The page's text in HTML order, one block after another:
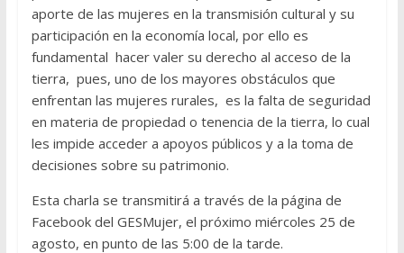
aporte de las mujeres en la transmisión cultural y su
participación en la economía local, por ello es
fundamental hacer valer su derecho al acceso de la
tierra, pues, uno de los mayores obstáculos que
enfrentan las mujeres rurales, es la falta de seguridad
en materia de propiedad o tenencia de la tierra, lo cual
les impide acceder a apoyos públicos y a la toma de
decisiones sobre su patrimonio.
Esta charla se transmitirá a través de la página de
Facebook del GESMujer, el próximo miércoles 25 de
agosto, en punto de las 5:00 de la tarde.